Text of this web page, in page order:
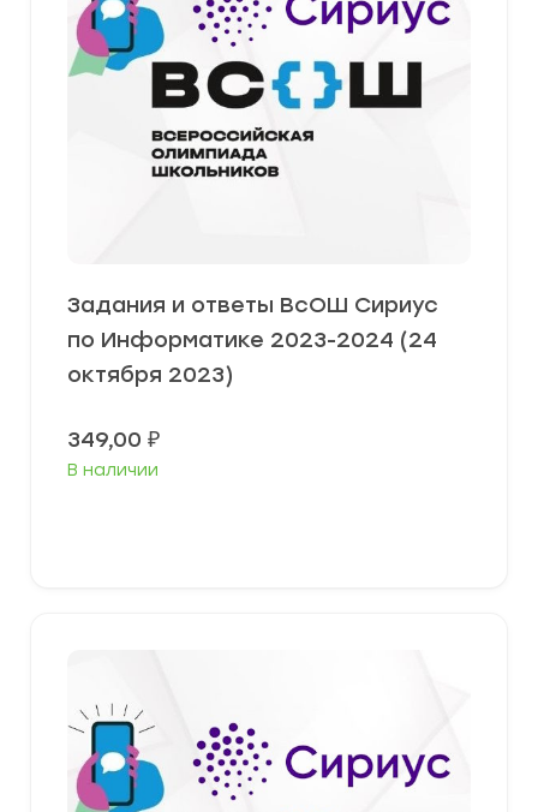
Задания и ответы ВсОШ Сириус
по Информатике 2023-2024 (24
октября 2023)
349,00 ₽
В наличии